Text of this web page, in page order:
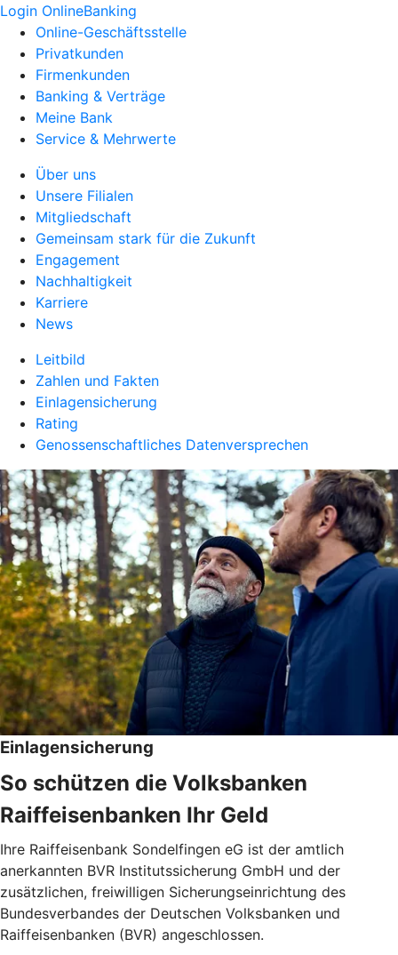
Login OnlineBanking
Online-Geschäftsstelle
Privatkunden
Firmenkunden
Banking & Verträge
Meine Bank
Service & Mehrwerte
Über uns
Unsere Filialen
Mitgliedschaft
Gemeinsam stark für die Zukunft
Engagement
Nachhaltigkeit
Karriere
News
Leitbild
Zahlen und Fakten
Einlagensicherung
Rating
Genossenschaftliches Datenversprechen
Einlagensicherung
So schützen die Volksbanken
Raiffeisenbanken Ihr Geld
Ihre Raiffeisenbank Sondelfingen eG ist der amtlich
anerkannten BVR Institutssicherung GmbH und der
zusätzlichen, freiwilligen Sicherungseinrichtung des
Bundesverbandes der Deutschen Volksbanken und
Raiffeisenbanken (BVR) angeschlossen.